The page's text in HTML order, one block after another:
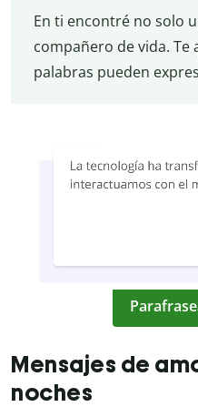
En ti encontré no solo
compañero de vida. Te
palabras pueden
Mensajes de
noches